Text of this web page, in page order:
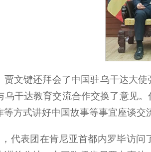
贾文键还拜会了中国驻乌干达大
乌干达教育交流合作交换了意见
方式讲好中国故事等事宜座谈交
代表团在肯尼亚首都内罗毕访